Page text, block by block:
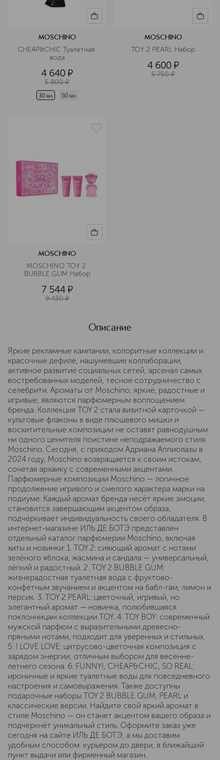
MOSCHINO
CHEAP&CHIC Туалетная
вода
4 640 ¤
5 800 ¤
30 мл 50 мл
MOSCHINO
TOY 2 PEARL Набор
4 600 ¤
5 750 ¤
MOSCHINO
MOSCHINO TOY 2
BUBBLE GUM Набор
7 544 ¤
9 430 ¤
Описание
Яркие рекламные кампании, колоритные коллекции и
красочные дефиле, нашумевшие коллаборации,
активное развитие социальных сетей, арсенал самых
востребованных моделей, тесное сотрудничество с
селебрити. Ароматы от Moschino, яркие, радостные и
игривые, являются парфюмерным воплощением
бренда. Коллекция TOY 2 стала визитной карточкой —
культовые флаконы в виде плюшевого мишки и
восхитительные композиции не оставят равнодушным
ни одного ценителя поистине неподражаемого стиля
Moschino. Сегодня, с приходом Адриана Аппиолазы в
2024 году, Moschino возвращается к своим истокам,
сочетая архаику с современными акцентами.
Парфюмерные композиции Moschino — логичное
продолжение игривого и смелого характера марки на
подиуме. Каждый аромат бренда несёт яркие эмоции,
становится завершающим акцентом образа,
подчёркивает индивидуальность своего обладателя. В
интернет-магазине ИЛЬ ДЕ БОТЭ представлен
отдельный каталог парфюмерии Moschino, включая
хиты и новинки: 1. TOY 2: сияющий аромат с нотами
зелёного яблока, жасмина и сандала — универсальный,
лёгкий и радостный. 2. TOY 2 BUBBLE GUM:
жизнерадостная туалетная вода с фруктово-
конфетным звучанием и акцентом на бабл-гам, лимон и
персик. 3. TOY 2 PEARL: цветочный, игривый, но
элегантный аромат — новинка, полюбившаяся
поклонницам коллекции TOY. 4. TOY BOY: современный
мужской парфюм с выразительными древесно-
пряными нотами, подходит для уверенных и стильных.
5. I LOVE LOVE: цитрусово-цветочная композиция с
зарядом энергии, отличным выбором для весенне-
летнего сезона. 6. FUNNY!, CHEAP&CHIC, SO REAL:
ироничные и яркие туалетные воды для повседневного
настроения и самовыражения. Также доступны
подарочные наборы TOY 2 BUBBLE GUM, PEARL и
классические версии. Найдите свой яркий аромат в
стиле Moschino — он станет акцентом вашего образа и
подчеркнёт уникальный стиль. Оформите заказ уже
сегодня на сайте ИЛЬ ДЕ БОТЭ, а мы доставим
удобным способом: курьером до двери, в ближайший
пункт выдачи или фирменный магазин.